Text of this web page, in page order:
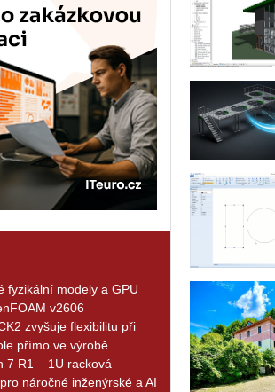
fyzikální modely a GPU
v2606
zvyšuje flexibilitu při
přímo ve výrobě
7 R1 – 1U racková
náročné inženýrské a AI